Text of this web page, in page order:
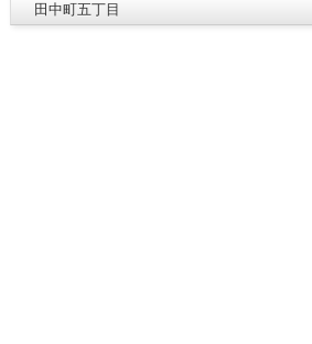
田中町五丁目